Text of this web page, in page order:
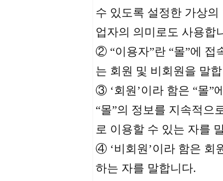
수 있도록 설정한 가상
업자의 의미로도 사용합
② “이용자”란 “몰”에 접
는 회원 및 비회원을 말
③ ‘회원’이라 함은 “몰”
“몰”의 정보를 지속적으
로 이용할 수 있는 자를
④ ‘비회원’이라 함은 회
하는 자를 말합니다.